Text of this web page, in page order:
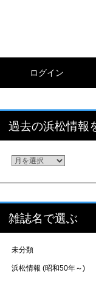
ログイン
過去の浜松情報
過
浜
松
情
報
雑誌名で選ぶ
未分類
浜松情報 (昭和50年～)